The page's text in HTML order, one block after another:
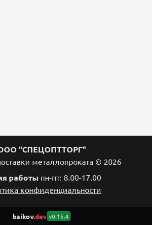
"СПЕЦОПТТОРГ"
металлопроката © 2026
работы пн-пт: 8.00-17.00
конфиденциальности
baikov.dev v0.15.4